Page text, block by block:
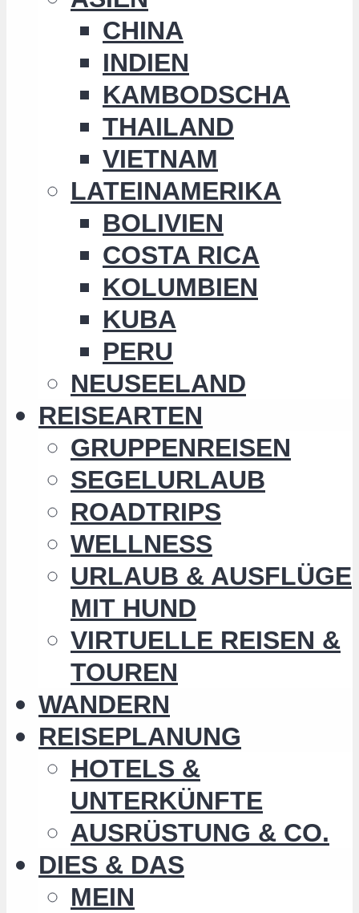
CHINA
INDIEN
KAMBODSCHA
THAILAND
VIETNAM
LATEINAMERIKA
BOLIVIEN
COSTA RICA
KOLUMBIEN
KUBA
PERU
NEUSEELAND
REISEARTEN
GRUPPENREISEN
SEGELURLAUB
ROADTRIPS
WELLNESS
URLAUB & AUSFLÜGE
MIT HUND
VIRTUELLE REISEN &
TOUREN
WANDERN
REISEPLANUNG
HOTELS &
UNTERKÜNFTE
AUSRÜSTUNG & CO.
DIES & DAS
MEIN